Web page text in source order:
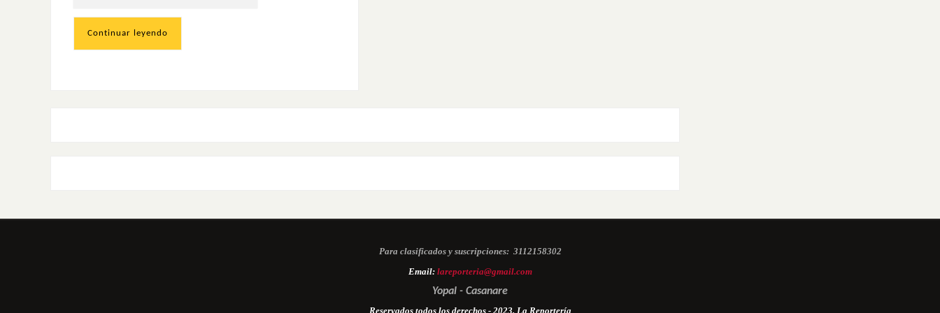
Continuar leyendo
Para clasificados y suscripciones: 3112158302
Email: lareporteria@gmail.com
Yopal - Casanare
Reservados todos los derechos - 2023. La Reportería